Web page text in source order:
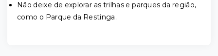
Não deixe de explorar as trilhas e parques da região,
como o Parque da Restinga.